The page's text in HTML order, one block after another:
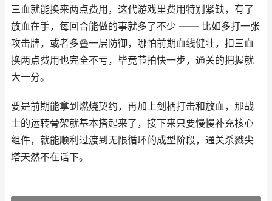
三血就能换来两点费用，这代游戏里费用特别紧缺，有了
放血在手，每回合能做的事就多了不少 —— 比如多打一张
攻击牌，或者多叠一层防御，哪怕前期血线健壮，扣三血
换两点费用也完全不亏，毕竟节拍快一步，通关的把握就
大一分。
要是前期能拿到燃烧契约，再加上剑柄打击和放血，那战
士的运转骨架就基本搭起来了，接下来只要慢慢补充核心
组件，就能顺利过渡到无限循环的成型阶段，通关杀戮尖
塔天然不在话下。